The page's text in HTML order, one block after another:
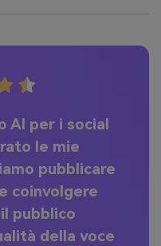
AI per i social
le mie
pubblicare
coinvolgere
pubblico
della voce